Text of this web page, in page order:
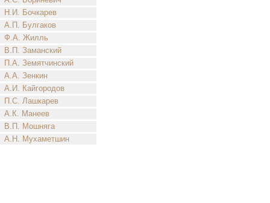
Н.И. Бочкарев
А.П. Булгаков
Ф.А. Жилль
В.П. Заманский
П.А. Земятчинский
А.А. Зенкин
А.И. Кайгородов
П.С. Лашкарев
А.К. Манеев
В.П. Мошняга
А.Н. Мухаметшин